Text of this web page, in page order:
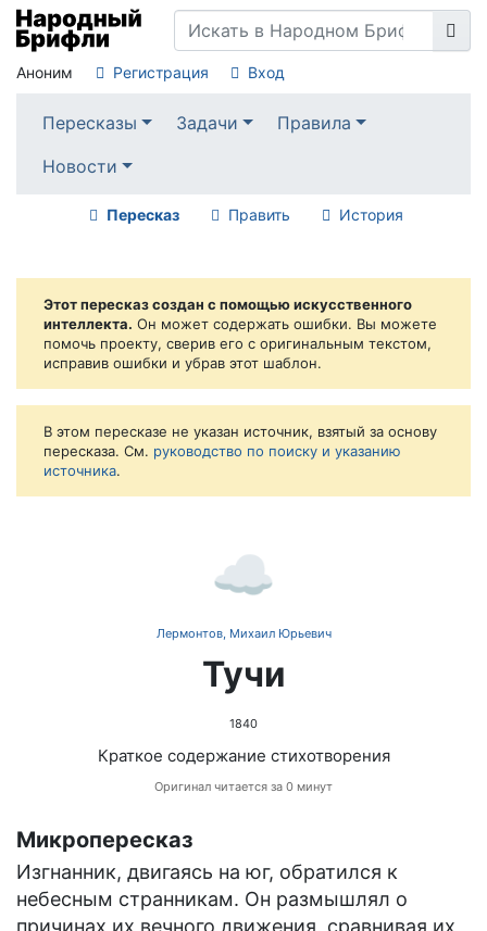
Аноним Регистрация Вход
Пересказы Задачи
Правила
Новости
Пересказ Править История
Этот пересказ создан с помощью искусственного
интеллекта. Он может содержать ошибки. Вы можете
помочь проекту, сверив его с оригинальным текстом,
исправив ошибки и убрав этот шаблон.
В этом пересказе не указан источник, взятый за основу
пересказа. См. руководство по поиску и указанию
источника.
☁️
Лермонтов, Михаил Юрьевич
Тучи
1840
Краткое содержание стихотворения
Оригинал читается за 0 минут
Микропересказ
Изгнанник, двигаясь на юг, обратился к
небесным странникам. Он размышлял о
причинах их вечного движения, сравнивая их